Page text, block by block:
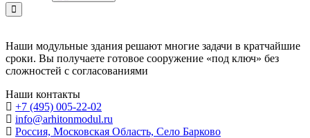
Наши модульные здания решают многие задачи в кратчайшие
сроки. Вы получаете готовое сооружение «под ключ» без
сложностей с согласованиями
Наши контакты
+7 (495) 005-22-02
info@arhitonmodul.ru
Россия, Московская Область, Село Барково